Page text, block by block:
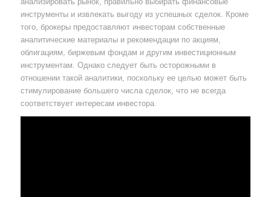
инструменты и извлекать выгоду из успешных сделок. Кроме
того, брокеры предоставляют инвесторам собственные
аналитические материалы и рекомендации по акциям,
облигациям, биржевым фондам и другим инвестиционным
инструментам. Однако следует быть осторожными в
отношении такой аналитики, поскольку ее целью может быть
стимулирование большего числа сделок, что не всегда
соответствует интересам инвестора.